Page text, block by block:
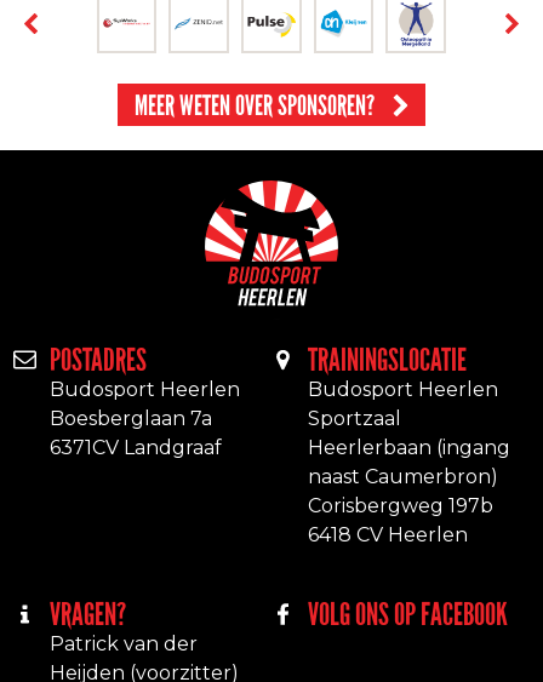
MEER WETEN OVER SPONSOREN?
POSTADRES
Budosport Heerlen
Boesberglaan 7a
6371CV Landgraaf
TRAININGSLOCATIE
Budosport Heerlen
Sportzaal
Heerlerbaan (ingang
naast Caumerbron)
Corisbergweg 197b
6418 CV Heerlen
VRAGEN?
Patrick van der
Heijden (voorzitter)
VOLG ONS OP FACEBOOK